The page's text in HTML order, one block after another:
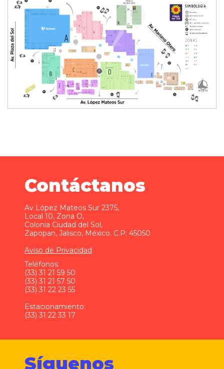
Contáctanos
Av López Mateos Sur 2375,
Local 10, Zona O,
Colonia Ciudad del Sol,
Zapopan, Jalisco, México. C.P: 45050
Aviso de Privacidad
Teléfonos:
(33) 31 21 59 50
(33) 31 21 57 50
(33) 31 22 23 55
Estacionamiento:
(33) 31 22 33 17
Síguenos